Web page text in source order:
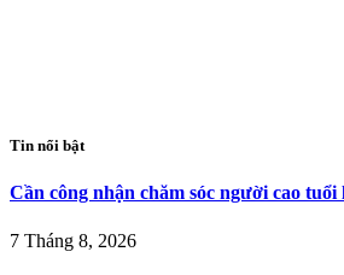
Tin nổi bật
Cần công nhận chăm sóc người cao tuổi
7 Tháng 8, 2026